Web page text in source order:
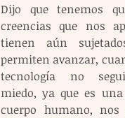
Dijo que tenemos
creencias que nos
tienen aún
permiten avanzar,
tecnología no
miedo, ya que es
cuerpo humano,